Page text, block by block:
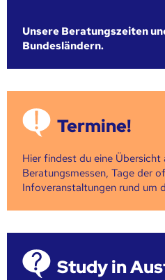
Unsere Beratungszeiten
Bundesländern.
Termine!
Hier findest du eine Übersicht
Beratungsmessen, Tage der
Infoveranstaltungen rund um
Study in